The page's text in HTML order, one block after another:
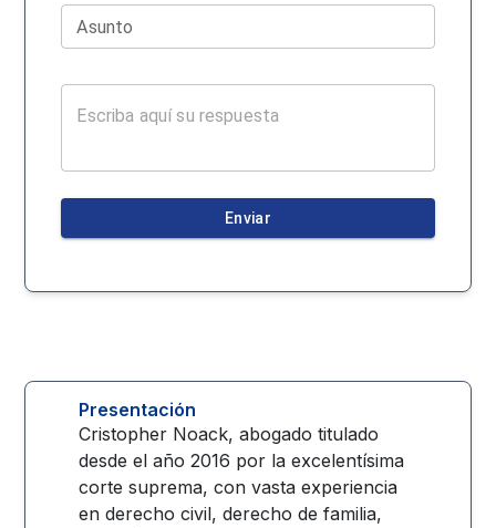
Asunto
Enviar
Presentación
Cristopher Noack, abogado titulado
desde el año 2016 por la excelentísima
corte suprema, con vasta experiencia
en derecho civil, derecho de familia,